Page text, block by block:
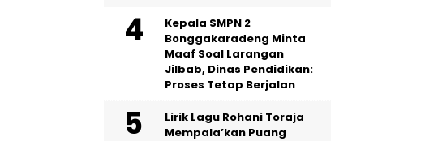
Kepala SMPN 2
Bonggakaradeng Minta
Maaf Soal Larangan
Jilbab, Dinas Pendidikan:
Proses Tetap Berjalan
Lirik Lagu Rohani Toraja
Mempala’kan Puang